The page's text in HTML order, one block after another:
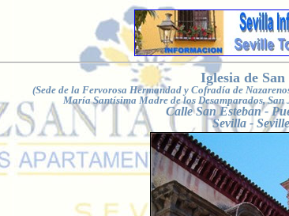
Iglesia de San
(Sede de la Fervorosa Hermandad y Cofradía de
María Santísima Madre de los Desamparados,
Calle San Esteban-
Sevilla -